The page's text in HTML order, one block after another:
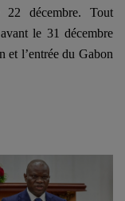
22 décembre. Tout
le 31 décembre
et l’entrée du Gabon